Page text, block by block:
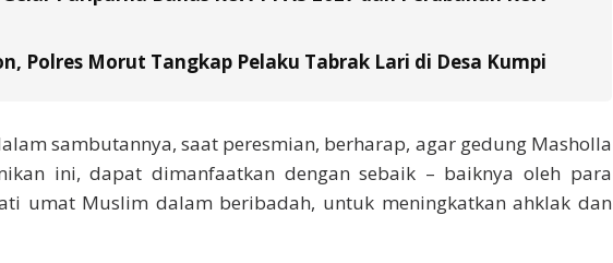
Polres Morut Tangkap Pelaku Tabrak Lari di Desa Kumpi
sambutannya, saat peresmian, berharap, agar gedung Masholla
ini, dapat dimanfaatkan dengan sebaik – baiknya oleh para
umat Muslim dalam beribadah, untuk meningkatkan ahklak dan